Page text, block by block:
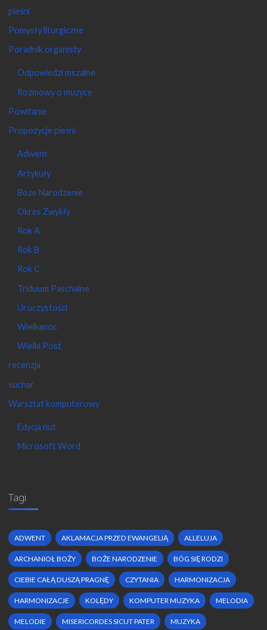
pieśni
Pomysły liturgiczne
Poradnik organisty
Odpowiedzi mszalne
Rozmowy o muzyce
Powitanie
Propozycje pieśni
Adwent
Artykuły
Boże Narodzenie
Okres Zwykły
Rok A
Rok B
Rok C
Triduum Paschalne
Uroczystości
Wielkanoc
Wielki Post
recenzja
suchar
Warsztat komputerowy
Edycja nut
Microsoft Word
Tagi
ADWENT AKLAMACJA PRZED EWANGELIĄ ALLELUJA
ARCHANIOŁ BOŻY BOŻE NARODZENIE BÓG SIĘ RODZI
CIEBIE CAŁĄ DUSZĄ PRAGNĘ CZYTANIA HARMONIZACJA
HARMONIZACJE KOLĘDY KOMPUTER MUZYKA MELODIA
MELODIE MISERICORDES SICUT PATER MUZYKA